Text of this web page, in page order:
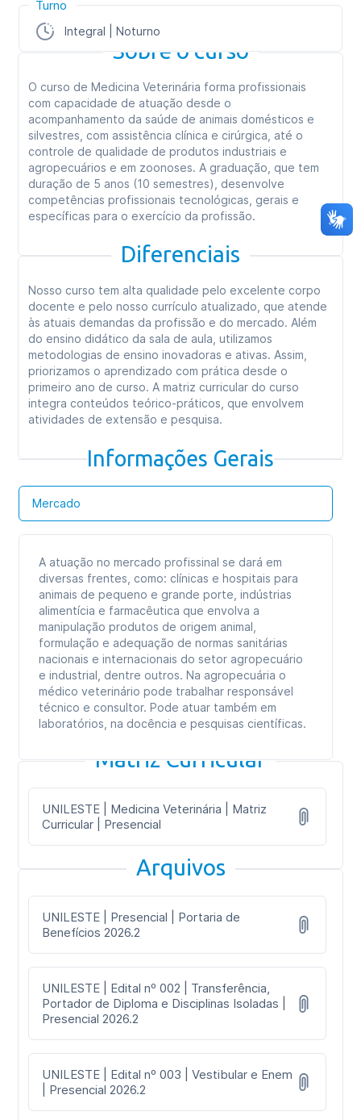
Turno
Integral | Noturno
Sobre o curso
O curso de Medicina Veterinária forma profissionais
com capacidade de atuação desde o
acompanhamento da saúde de animais domésticos e
silvestres, com assistência clínica e cirúrgica, até o
controle de qualidade de produtos industriais e
agropecuários e em zoonoses. A graduação, que tem
duração de 5 anos (10 semestres), desenvolve
competências profissionais tecnológicas, gerais e
específicas para o exercício da profissão.
Diferenciais
Nosso curso tem alta qualidade pelo excelente corpo
docente e pelo nosso currículo atualizado, que atende
às atuais demandas da profissão e do mercado. Além
do ensino didático da sala de aula, utilizamos
metodologias de ensino inovadoras e ativas. Assim,
priorizamos o aprendizado com prática desde o
primeiro ano de curso. A matriz curricular do curso
integra conteúdos teórico-práticos, que envolvem
atividades de extensão e pesquisa.
Informações Gerais
Mercado
A atuação no mercado profissinal se dará em
diversas frentes, como: clínicas e hospitais para
animais de pequeno e grande porte, indústrias
alimentícia e farmacêutica que envolva a
manipulação produtos de origem animal,
formulação e adequação de normas sanitárias
nacionais e internacionais do setor agropecuário
e industrial, dentre outros. Na agropecuária o
médico veterinário pode trabalhar responsável
técnico e consultor. Pode atuar também em
laboratórios, na docência e pesquisas científicas.
Matriz Curricular
UNILESTE | Medicina Veterinária | Matriz
Curricular | Presencial
Arquivos
UNILESTE | Presencial | Portaria de
Benefícios 2026.2
UNILESTE | Edital nº 002 | Transferência,
Portador de Diploma e Disciplinas Isoladas |
Presencial 2026.2
UNILESTE | Edital nº 003 | Vestibular e Enem
| Presencial 2026.2